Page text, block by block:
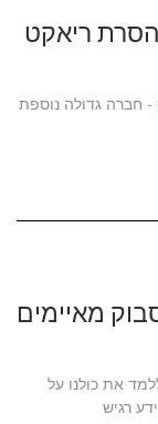
הסרת ריאקט
חברה גדולה נוספת
מאיימים
את כולנו על
רגיש